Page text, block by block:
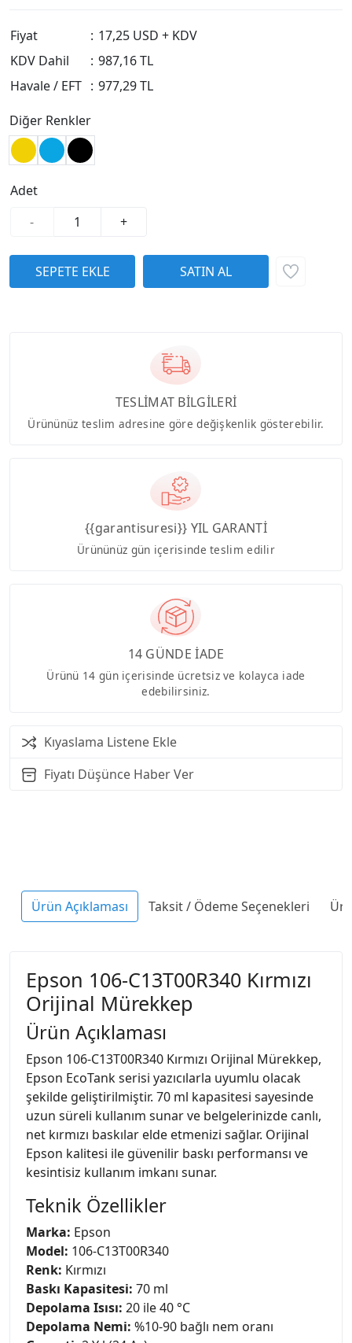
Fiyat : 17,25 USD + KDV
KDV Dahil
: 987,16 TL
Havale / EFT : 977,29 TL
Diğer Renkler
Adet
-
+
TESLİMAT BİLGİLERİ
Ürününüz teslim adresine göre değişkenlik gösterebilir.
{{garantisuresi}} YIL GARANTİ
Ürününüz gün içerisinde teslim edilir
14 GÜNDE İADE
Ürünü 14 gün içerisinde ücretsiz ve kolayca iade
edebilirsiniz.
Kıyaslama Listene Ekle
Fiyatı Düşünce Haber Ver
Ürün Açıklaması Taksit / Ödeme Seçenekleri
Epson 106-C13T00R340 Kırmızı
Orijinal Mürekkep
Ürün Açıklaması
Epson 106-C13T00R340 Kırmızı Orijinal Mürekkep,
Epson EcoTank serisi yazıcılarla uyumlu olacak
şekilde geliştirilmiştir. 70 ml kapasitesi sayesinde
uzun süreli kullanım sunar ve belgelerinizde canlı,
net kırmızı baskılar elde etmenizi sağlar. Orijinal
Epson kalitesi ile güvenilir baskı performansı ve
kesintisiz kullanım imkanı sunar.
Teknik Özellikler
Marka: Epson
Model: 106-C13T00R340
Renk: Kırmızı
Baskı Kapasitesi: 70 ml
Depolama Isısı: 20 ile 40 °C
Depolama Nemi: %10-90 bağlı nem oranı